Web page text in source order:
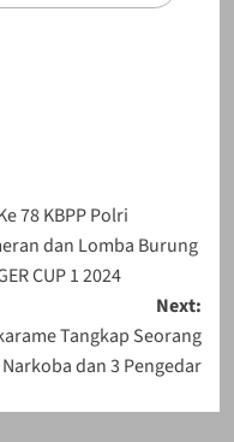
78 KBPP Polri
dan Lomba Burung
CUP 1 2024
Next:
Tangkap Seorang
dan 3 Pengedar